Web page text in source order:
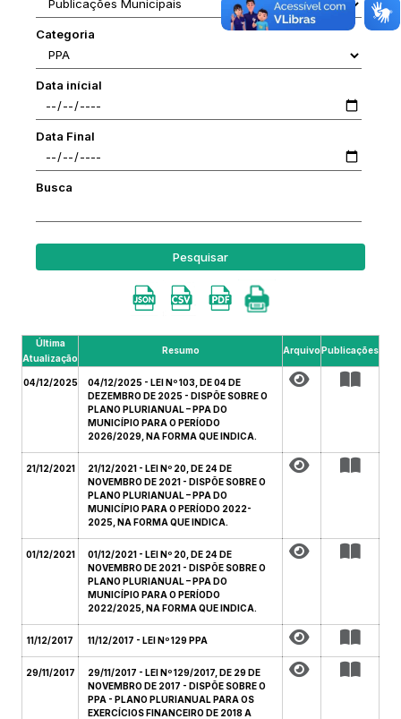
Categoria
Data inícial
Data Final
Busca
Pesquisar
Última
Atualização
Resumo ArquivoPublicações
04/12/2025
04/12/2025 - LEI Nº 103, DE 04 DE
DEZEMBRO DE 2025 - DISPÕE SOBRE O
PLANO PLURIANUAL – PPA DO
MUNICÍPIO PARA O PERÍODO
2026/2029, NA FORMA QUE INDICA.
21/12/2021
21/12/2021 - LEI Nº 20, DE 24 DE
NOVEMBRO DE 2021 - DISPÕE SOBRE O
PLANO PLURIANUAL – PPA DO
MUNICÍPIO PARA O PERÍODO 2022-
2025, NA FORMA QUE INDICA.
01/12/2021
01/12/2021 - LEI Nº 20, DE 24 DE
NOVEMBRO DE 2021 - DISPÕE SOBRE O
PLANO PLURIANUAL – PPA DO
MUNICÍPIO PARA O PERÍODO
2022/2025, NA FORMA QUE INDICA.
11/12/2017 11/12/2017 - LEI Nº 129 PPA
29/11/2017
29/11/2017 - LEI Nº 129/2017, DE 29 DE
NOVEMBRO DE 2017 - DISPÕE SOBRE O
PPA - PLANO PLURIANUAL PARA OS
EXERCÍCIOS FINANCEIRO DE 2018 A